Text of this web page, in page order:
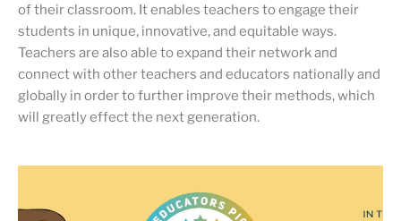
of their classroom. It enables teachers to engage their
students in unique, innovative, and equitable ways.
Teachers are also able to expand their network and
connect with other teachers and educators nationally and
globally in order to further improve their methods, which
will greatly effect the next generation.